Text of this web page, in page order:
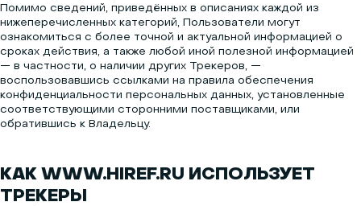
Помимо сведений, приведённых в описаниях каждой из
нижеперечисленных категорий, Пользователи могут
ознакомиться с более точной и актуальной информацией о
сроках действия, а также любой иной полезной информацией
— в частности, о наличии других Трекеров, —
воспользовавшись ссылками на правила обеспечения
конфиденциальности персональных данных, установленные
соответствующими сторонними поставщиками, или
обратившись к Владельцу.
КАК WWW.HIREF.RU ИСПОЛЬЗУЕТ
ТРЕКЕРЫ